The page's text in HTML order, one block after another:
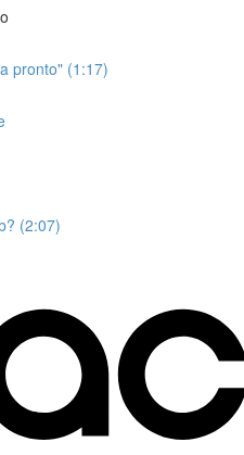
pronto" (1:17)
(2:07)